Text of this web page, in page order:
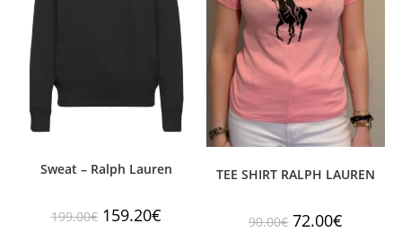
Sweat – Ralph Lauren
199.00€ 159.20€
TEE SHIRT RALPH LAUREN
90.00€ 72.00€